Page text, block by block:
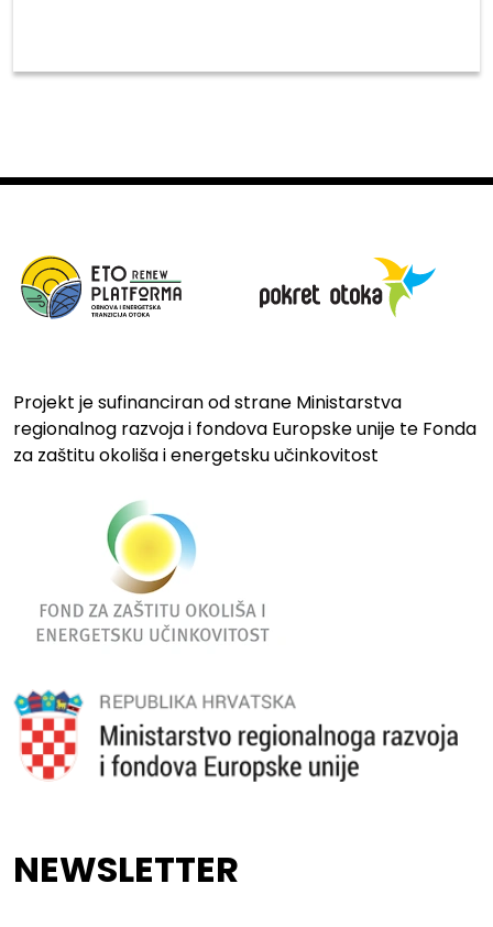
Projekt je sufinanciran od strane Ministarstva
regionalnog razvoja i fondova Europske unije te Fonda
za zaštitu okoliša i energetsku učinkovitost
NEWSLETTER